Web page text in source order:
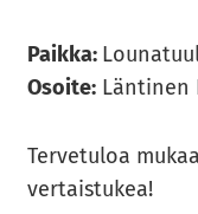
Paik­ka:
Osoi­te: Län­ti­nen
Ter­ve­tu­loa
ver­tais­tu­kea!